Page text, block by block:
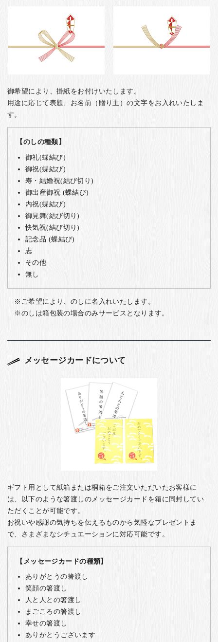
御希望により、掛紙をお付けいたします。
用途に応じて表題、お名前（贈り主）の文字をお入れいたしま
す。
【のしの種類】
御礼(蝶結び)
御祝(蝶結び)
寿・結婚祝(結び切り)
御出産御祝 (蝶結び)
内祝(蝶結び)
御見舞(結び切り)
快気祝(結び切り)
記念品 (蝶結び)
志
その他
無し
ご希望により、のしに名入れいたします。
のしは箱包装の場合のみサービスとなります。
メッセージカードについて
ギフト用として紙箱または桐箱をご注文いただいたお客様に
は、以下のような箸渡しのメッセージカードを箱に同封してい
ただくことが可能です。
お祝いや感謝の気持ちを伝えるものから気軽なプレゼントま
で、さまざまなシチュエーションに対応可能です。
【メッセージカードの種類】
ありがとうの箸渡し
笑顔の箸渡し
人と人との箸渡し
まごころの箸渡し
幸せの箸渡し
ありがとうございます